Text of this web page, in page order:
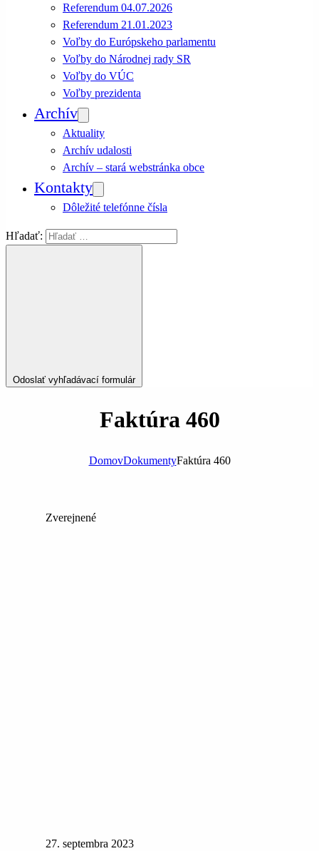
Referendum 04.07.2026
Referendum 21.01.2023
Voľby do Európskeho parlamentu
Voľby do Národnej rady SR
Voľby do VÚC
Voľby prezidenta
Archív
Aktuality
Archív udalosti
Archív – stará webstránka obce
Kontakty
Dôležité telefónne čísla
Hľadať:
Odoslať vyhľadávací formulár
Faktúra 460
DomovDokumentyFaktúra 460
Zverejnené
27. septembra 2023